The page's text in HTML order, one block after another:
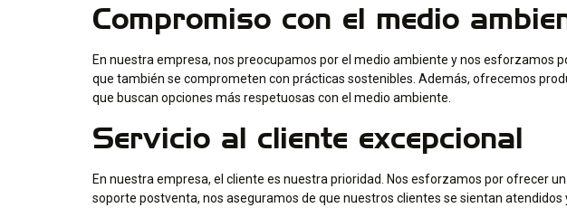
Compromiso con el medio
En nuestra empresa, nos preocupamos por el medio ambiente y nos
que también se comprometen con prácticas sostenibles. Además, ofrecemos
que buscan opciones más respetuosas con el medio ambiente.
Servicio al cliente excepcional
En nuestra empresa, el cliente es nuestra prioridad. Nos esforzamos por ofrecer
soporte postventa, nos aseguramos de que nuestros clientes se sientan